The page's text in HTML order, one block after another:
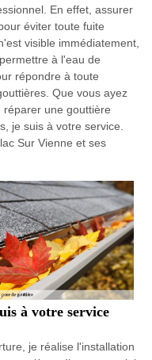
En effet, assurer
éviter toute fuite
visible immédiatement,
à l'eau de
répondre à toute
Que vous ayez
une gouttière
je suis à votre service.
Sur Vienne et ses
à votre service
je réalise l'installation